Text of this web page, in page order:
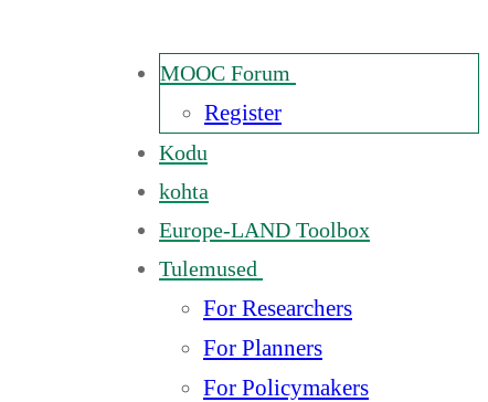
MOOC Forum
Register
Kodu
kohta
Europe-LAND Toolbox
Tulemused
For Researchers
For Planners
For Policymakers